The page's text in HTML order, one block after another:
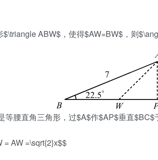
ABW$，使得$AW=BW$，则
等腰直角三角形，过$A$作$AP$垂直
= AW =\sqrt{2}x$$